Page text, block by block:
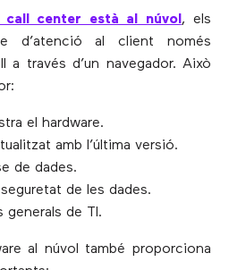
center està al núvol , els
d’atenció al client només
a través d’un navegador. Això
el hardware.
amb l’última versió.
de dades.
de les dades.
generals de TI.
al núvol també proporciona